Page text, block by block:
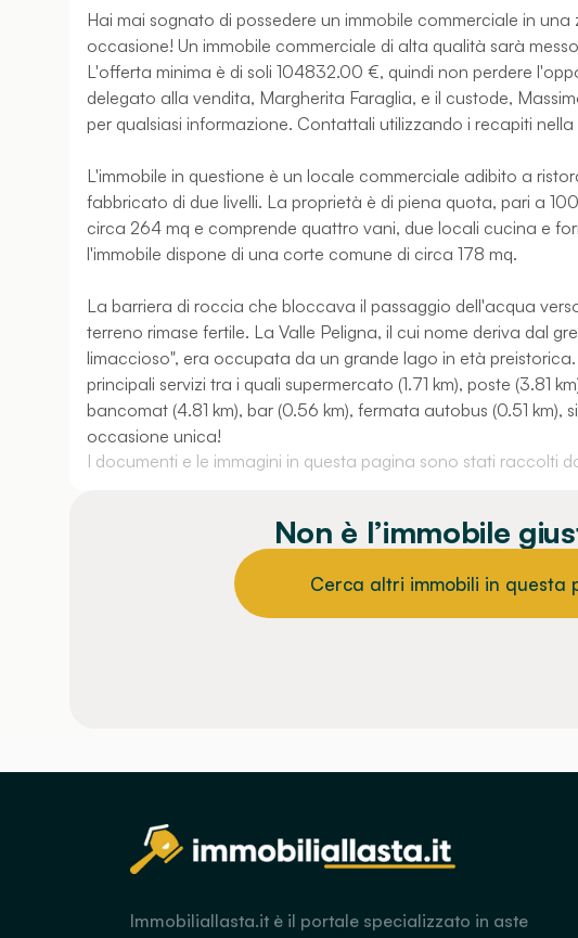
Hai mai sognato di possedere un immobile commerciale in
occasione! Un immobile commerciale di alta qualità sarà
L'offerta minima è di soli 104832.00 €, quindi non perdere
delegato alla vendita, Margherita Faraglia, e il custode,
per qualsiasi informazione. Contattali utilizzando i recapiti
L'immobile in questione è un locale commerciale adibito a
fabbricato di due livelli. La proprietà è di piena quota, pari a
circa 264 mq e comprende quattro vani, due locali cucina e
l'immobile dispone di una corte comune di circa 178 mq.
La barriera di roccia che bloccava il passaggio dell'acqua
terreno rimase fertile. La Valle Peligna, il cui nome deriva dal
limaccioso", era occupata da un grande lago in età
principali servizi tra i quali supermercato (1.71 km), poste (3.81
bancomat (4.81 km), bar (0.56 km), fermata autobus (0.51 km),
occasione unica!
I documenti e le immagini in questa pagina sono stati raccolti
Non è l’immobile
Cerca altri immobili in questa
Immobiliallasta.it è il portale specializzato in aste